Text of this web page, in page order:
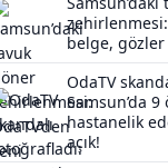
zehirlenmesi:
belge,
OdaTV
Samsun’da
hastanelik
açık!